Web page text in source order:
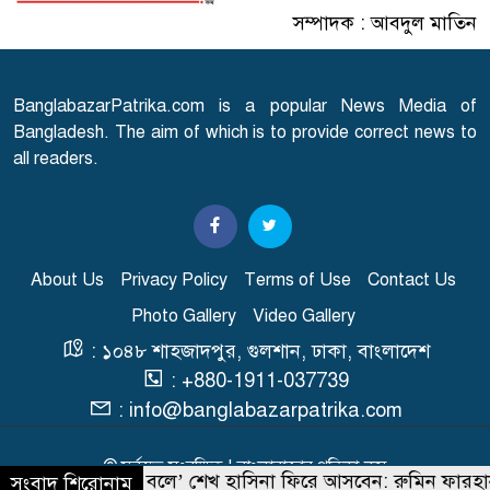
ঘরমুখী মানুষের ঢল, গাজীপুরে
মহাসড়কে তীব্র চাপ
৭
গোপালগঞ্জে ১৫ আগস্ট পর্যন্ত
৮
৩৬ টাকায় সিম দিচ্ছে টেলিটক
জুলাই আন্দোলনে হতাহত হওয়া
প্রতিটি ঘটনার বিচার হবে:
প্রধানমন্ত্রী
সম্পাদক : আবদুল মাতিন
BanglabazarPatrika.com is a popular News Media of
Bangladesh. The aim of which is to provide correct news to
all readers.
About Us Privacy Policy Terms of Use
Contact Us
Photo Gallery
Video Gallery
: ১০৪৮ শাহজাদপুর, গুলশান, ঢাকা, বাংলাদেশ
: +880-1911-037739
: info@banglabazarpatrika.com
© সর্বস্বত্ব সংরক্ষিত | বাংলাবাজার পত্রিকা.কম
সংবাদ শিরোনাম
‘কমনসেন্স বলে’ শেখ হাসিনা ফিরে আসবেন: রুমিন ফারহানা